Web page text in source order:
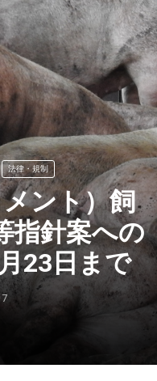
法律・規制
ント）飼
指針案への
23日まで